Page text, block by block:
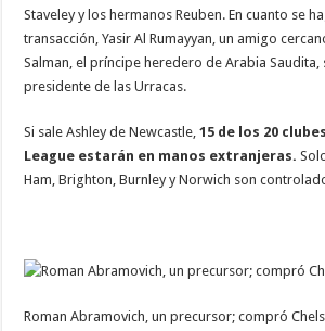
Staveley y los hermanos Reuben. En cuanto se
transacción, Yasir Al Rumayyan, un amigo
Salman, el príncipe heredero de Arabia Saudita,
presidente de las Urracas.
Si sale Ashley de Newcastle,15 de los 20
League estarán en manos extranjeras.
Ham, Brighton, Burnley y Norwich son
Roman Abramovich, un precursor; compró